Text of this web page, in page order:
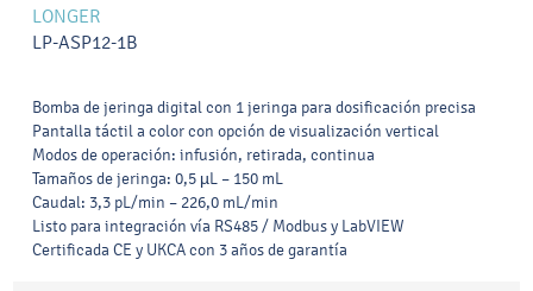
LONGER
LP-ASP12-1B
Bomba de jeringa digital con 1 jeringa para dosificación precisa
Pantalla táctil a color con opción de visualización vertical
Modos de operación: infusión, retirada, continua
Tamaños de jeringa: 0,5 µL – 150 mL
Caudal: 3,3 pL/min – 226,0 mL/min
Listo para integración vía RS485 / Modbus y LabVIEW
Certificada CE y UKCA con 3 años de garantía